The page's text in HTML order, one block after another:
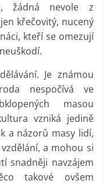
žádná nevole z
křečovitý, nucený
kteří se omezují
Je známou
nespočívá ve
masou
vzniká jedině
a názorů masy lidí,
a mohou si
snadněji navzájem
takové ovšem